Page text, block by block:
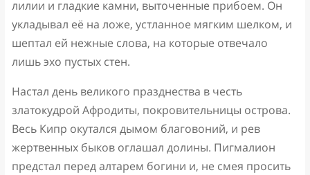
лилии и гладкие камни, выточенные прибоем. Он
укладывал её на ложе, устланное мягким шелком, и
шептал ей нежные слова, на которые отвечало
лишь эхо пустых стен.
Настал день великого празднества в честь
златокудрой Афродиты, покровительницы острова.
Весь Кипр окутался дымом благовоний, и рев
жертвенных быков оглашал долины. Пигмалион
предстал перед алтарем богини и, не смея просить